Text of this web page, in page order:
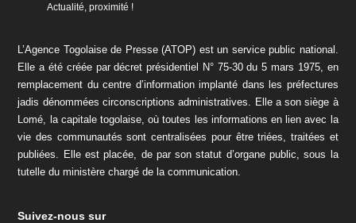
Actualité, proximité !
L’Agence Togolaise de Presse (ATOP) est un service public national.
Elle a été créée par décret présidentiel N° 75-30 du 5 mars 1975, en
remplacement du centre d’information implanté dans les préfectures
jadis dénommées circonscriptions administratives. Elle a son siège à
Lomé, la capitale togolaise, où toutes les informations en lien avec la
vie des communautés sont centralisées pour être triées, traitées et
publiées. Elle est placée, de par son statut d’organe public, sous la
tutelle du ministère chargé de la communication.
Suivez-nous sur